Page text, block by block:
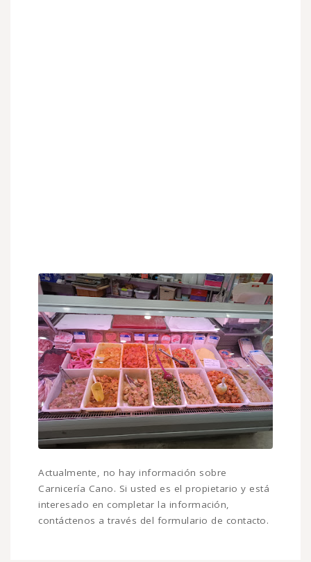
Actualmente, no hay información sobre
Carnicería Cano. Si usted es el propietario y está
interesado en completar la información,
contáctenos a través del formulario de contacto.